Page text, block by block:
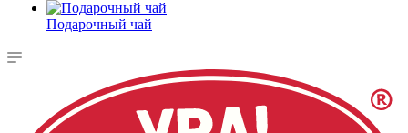
Подарочный чай